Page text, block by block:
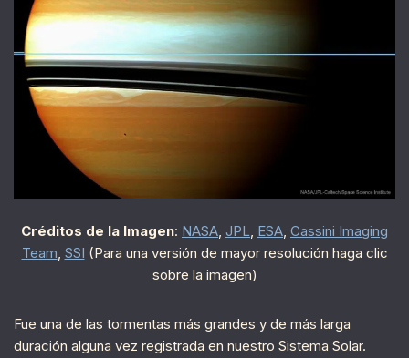
Créditos de la Imagen: NASA, JPL, ESA, Cassini Imaging
Team, SSI (Para una versión de mayor resolución haga clic
sobre la imagen)
Fue una de las tormentas más grandes y de más larga
duración alguna vez registrada en nuestro Sistema Solar.